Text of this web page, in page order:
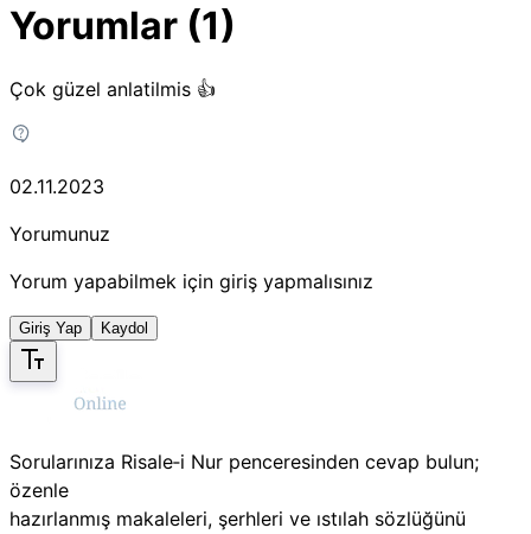
Yorumlar (1)
Çok güzel anlatilmis 👍
02.11.2023
Yorumunuz
Yorum yapabilmek için giriş yapmalısınız
Giriş Yap Kaydol
Sorularınıza Risale‑i Nur penceresinden cevap bulun;
özenle
hazırlanmış makaleleri, şerhleri ve ıstılah sözlüğünü